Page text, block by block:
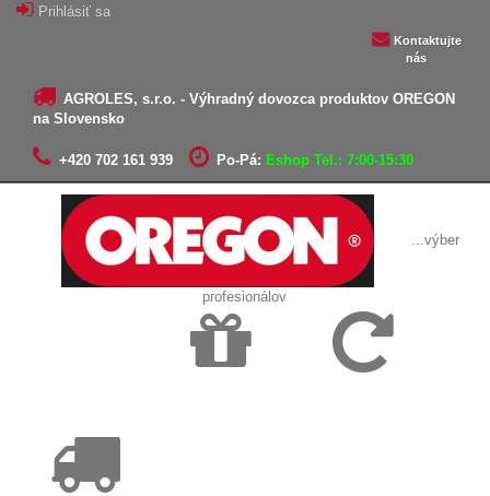
Prihlásiť sa
Kontaktujte
nás
AGROLES, s.r.o. - Výhradný dovozca produktov OREGON
na Slovensko
+420 702 161 939 Po-Pá: Eshop Tel.: 7:00-15:30
...výber
profesionálov